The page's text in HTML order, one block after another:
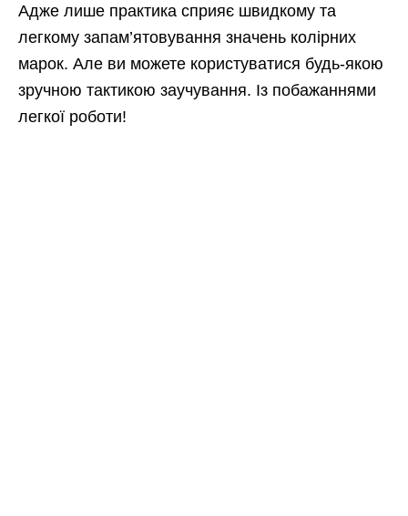
Адже лише практика сприяє швидкому та
легкому запам’ятовування значень колірних
марок. Але ви можете користуватися будь-якою
зручною тактикою заучування. Із побажаннями
легкої роботи!